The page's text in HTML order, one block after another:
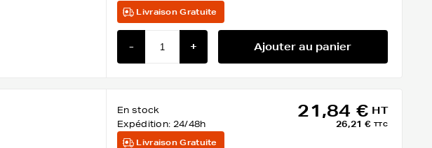
Livraison Gratuite
- + Ajouter au panier
En stock
Expédition: 24/48h
21,84 € HT
26,21 € TTC
Livraison Gratuite